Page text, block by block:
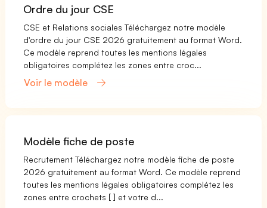
Ordre du jour CSE
CSE et Relations sociales Téléchargez notre modèle
d'ordre du jour CSE 2026 gratuitement au format Word.
Ce modèle reprend toutes les mentions légales
obligatoires complétez les zones entre croc...
Voir le modèle
Modèle fiche de poste
Recrutement Téléchargez notre modèle fiche de poste
2026 gratuitement au format Word. Ce modèle reprend
toutes les mentions légales obligatoires complétez les
zones entre crochets [ ] et votre d...